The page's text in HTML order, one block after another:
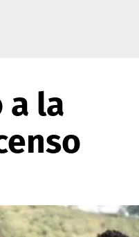
a la